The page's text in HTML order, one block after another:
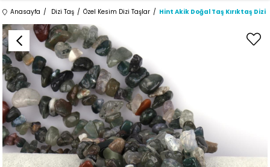
Anasayfa Dizi Taş Özel Kesim Dizi Taşlar Hint Akik Doğal Taş Kırıktaş Dizi